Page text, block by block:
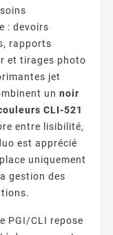
: devoirs
rapports
et tirages photo
jet
un noir
CLI-521
entre lisibilité,
est apprécié
uniquement
gestion des
PGI/CLI repose